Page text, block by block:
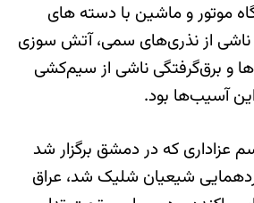
موتور و ماشین با دسته های
ناشی از نذری‌های سمی، آتش سوزی
و برق‌گرفتگی ناشی از سیم‌کشی
آسیب‌ها بود.
عزاداری که در دمشق برگزار شد
شیعیان شلیک شد، عراق